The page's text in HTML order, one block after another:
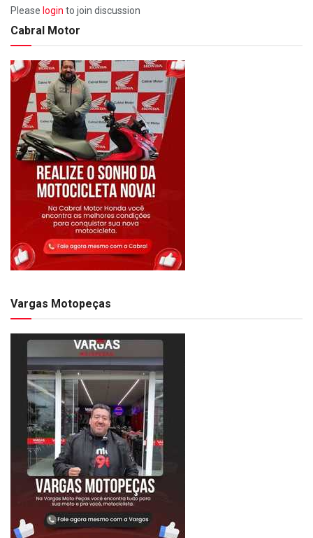
Please login to join discussion
Cabral Motor
Vargas Motopeças